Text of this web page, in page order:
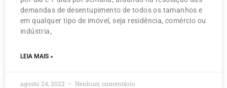
demandas de desentupimento de todos os tamanhos e
em qualquer tipo de imóvel, seja residência, comércio ou
indústria,
LEIA MAIS »
agosto 24, 2022 Nenhum comentário